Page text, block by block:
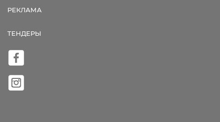
РЕКЛАМА
ТЕНДЕРЫ